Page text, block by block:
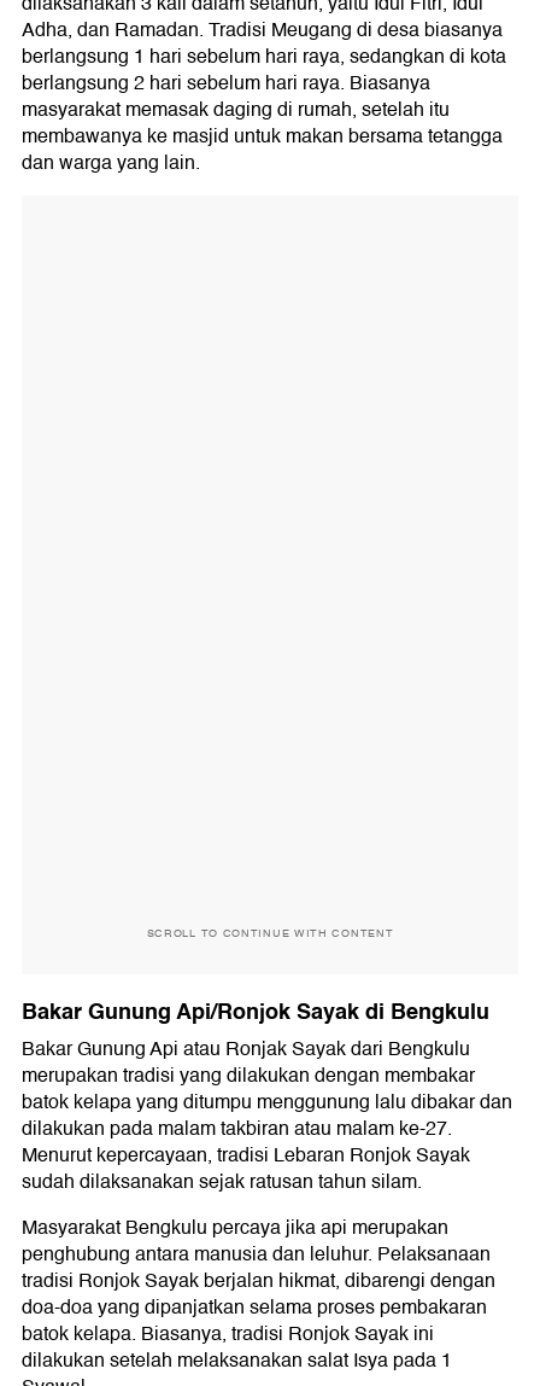
Adha, dan Ramadan. Tradisi Meugang di desa biasanya
berlangsung 1 hari sebelum hari raya, sedangkan di kota
berlangsung 2 hari sebelum hari raya. Biasanya
masyarakat memasak daging di rumah, setelah itu
membawanya ke masjid untuk makan bersama tetangga
dan warga yang lain.
SCROLL TO CONTINUE WITH CONTENT
Bakar Gunung Api/Ronjok Sayak di Bengkulu
Bakar Gunung Api atau Ronjak Sayak dari Bengkulu
merupakan tradisi yang dilakukan dengan membakar
batok kelapa yang ditumpu menggunung lalu dibakar dan
dilakukan pada malam takbiran atau malam ke-27.
Menurut kepercayaan, tradisi Lebaran Ronjok Sayak
sudah dilaksanakan sejak ratusan tahun silam.
Masyarakat Bengkulu percaya jika api merupakan
penghubung antara manusia dan leluhur. Pelaksanaan
tradisi Ronjok Sayak berjalan hikmat, dibarengi dengan
doa-doa yang dipanjatkan selama proses pembakaran
batok kelapa. Biasanya, tradisi Ronjok Sayak ini
dilakukan setelah melaksanakan salat Isya pada 1